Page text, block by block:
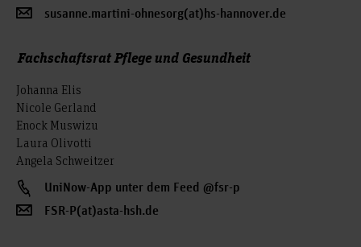
susanne.martini-ohnesorg(at)hs-hannover.de
Fachschaftsrat Pflege und Gesundheit
Johanna Elis
Nicole Gerland
Enock Muswizu
Laura Olivotti
Angela Schweitzer
UniNow-App unter dem Feed @fsr-p
FSR-P(at)asta-hsh.de